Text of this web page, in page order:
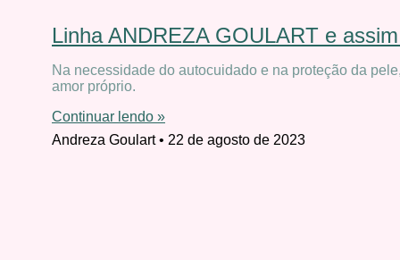
Linha ANDREZA GOULART e
Na necessidade do autocuidado e na proteção da
amor próprio.
Continuar lendo »
Andreza Goulart
22 de agosto de 2023